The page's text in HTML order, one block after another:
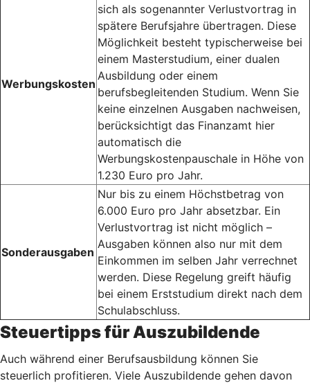
Werbungskosten
sich als sogenannter Verlustvortrag in
spätere Berufsjahre übertragen. Diese
Möglichkeit besteht typischerweise bei
einem Masterstudium, einer dualen
Ausbildung oder einem
berufsbegleitenden Studium. Wenn Sie
keine einzelnen Ausgaben nachweisen,
berücksichtigt das Finanzamt hier
automatisch die
Werbungskostenpauschale in Höhe von
1.230 Euro pro Jahr.
Sonderausgaben
Nur bis zu einem Höchstbetrag von
6.000 Euro pro Jahr absetzbar. Ein
Verlustvortrag ist nicht möglich –
Ausgaben können also nur mit dem
Einkommen im selben Jahr verrechnet
werden. Diese Regelung greift häufig
bei einem Erststudium direkt nach dem
Schulabschluss.
Steuertipps für Auszubildende
Auch während einer Berufsausbildung können Sie
steuerlich profitieren. Viele Auszubildende gehen davon